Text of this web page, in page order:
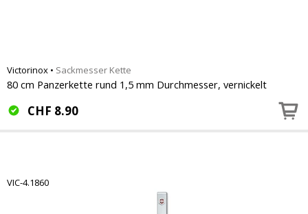
Victorinox • Sackmesser Kette
80 cm Panzerkette rund 1,5 mm Durchmesser, vernickelt
CHF 8.90
VIC-4.1860